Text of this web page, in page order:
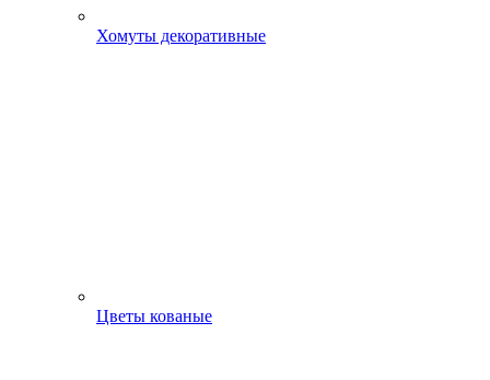
Хомуты декоративные
Цветы кованые